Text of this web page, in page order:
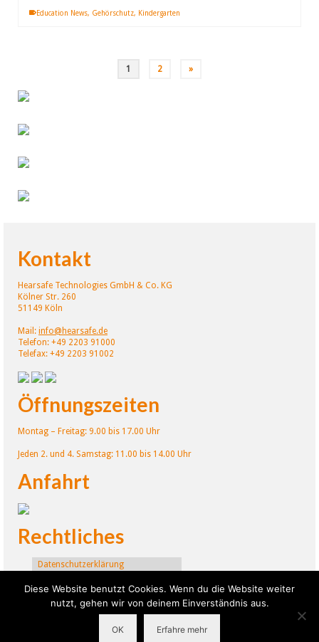
Education News, Gehörschutz, Kindergarten
1 2 »
Kontakt
Hearsafe Technologies GmbH & Co. KG
Kölner Str. 260
51149 Köln
Mail: info@hearsafe.de
Telefon: +49 2203 91000
Telefax: +49 2203 91002
Öffnungszeiten
Montag – Freitag: 9.00 bis 17.00 Uhr
Jeden 2. und 4. Samstag: 11.00 bis 14.00 Uhr
Anfahrt
Rechtliches
Datenschutzerklärung
Impressum
© 2026 Hearsafe Technologies. All Rights Reserved.
Diese Website benutzt Cookies. Wenn du die Website weiter
nutzt, gehen wir von deinem Einverständnis aus.
OK Erfahre mehr